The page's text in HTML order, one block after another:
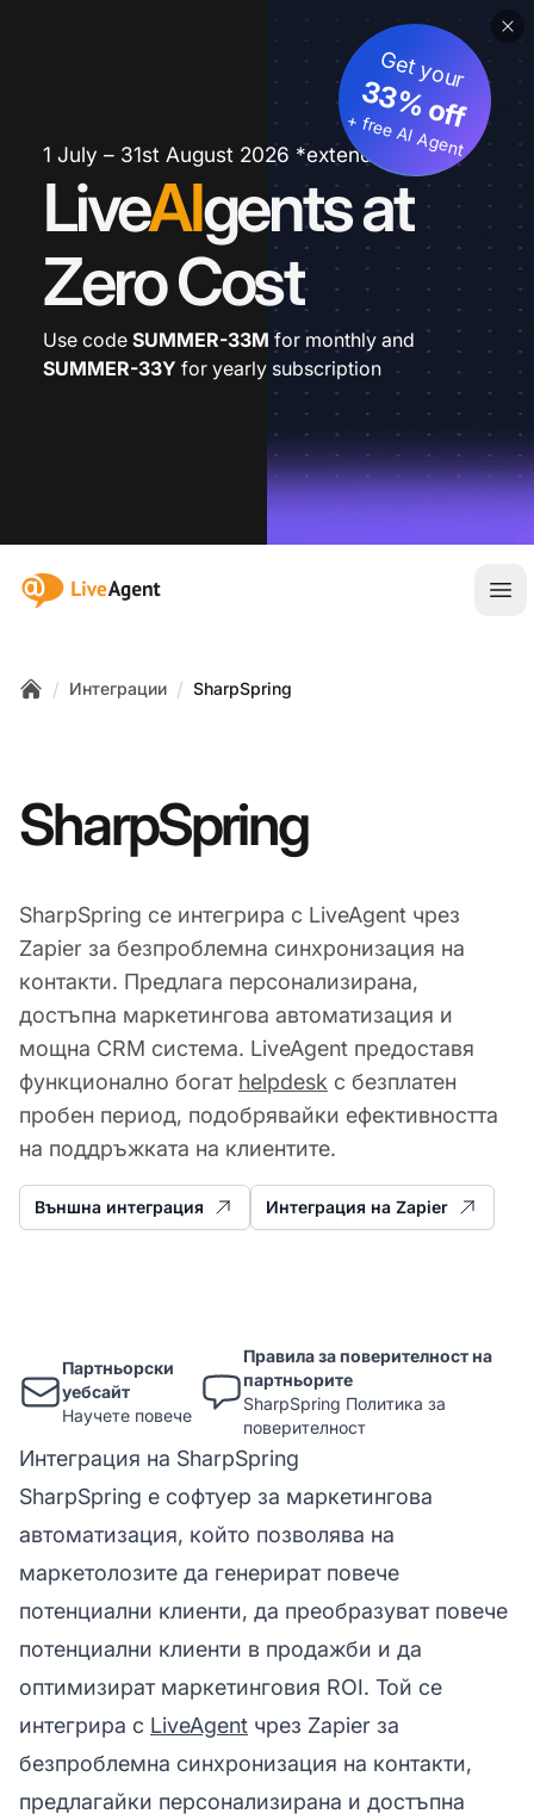
1 July – 31st August 2026 *extended
LiveAIgents at
Zero Cost
Get your
33% off
+ free AI Agent
Use code SUMMER-33M for monthly and
SUMMER-33Y for yearly subscription
:site.title
/ Интеграции / SharpSpring
SharpSpring
SharpSpring се интегрира с LiveAgent чрез
Zapier за безпроблемна синхронизация на
контакти. Предлага персонализирана,
достъпна маркетингова автоматизация и
мощна CRM система. LiveAgent предоставя
функционално богат helpdesk с безплатен
пробен период, подобрявайки ефективността
на поддръжката на клиентите.
Външна интеграция Интеграция на Zapier
Партньорски
уебсайт
Научете повече
Правила за поверителност на
партньорите
SharpSpring Политика за
поверителност
Интеграция на SharpSpring
SharpSpring е софтуер за маркетингова
автоматизация, който позволява на
маркетолозите да генерират повече
потенциални клиенти, да преобразуват повече
потенциални клиенти в продажби и да
оптимизират маркетинговия ROI. Той се
интегрира с LiveAgent чрез Zapier за
безпроблемна синхронизация на контакти,
предлагайки персонализирана и достъпна